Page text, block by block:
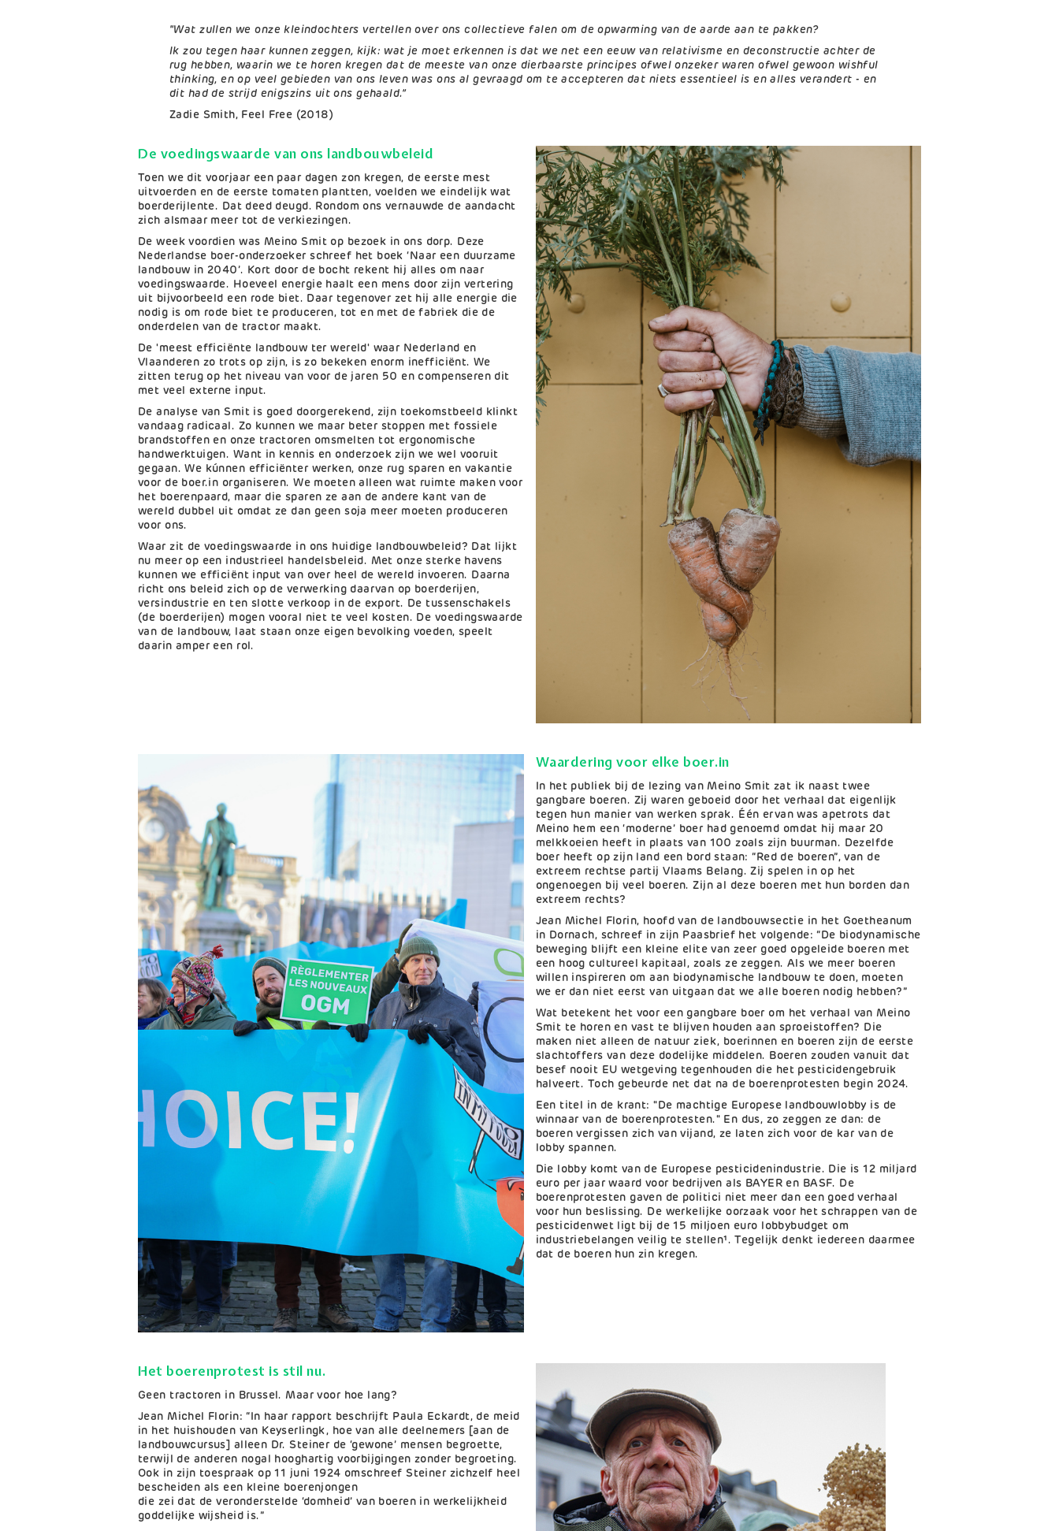
"Wat zullen we onze kleindochters vertellen over ons collectieve falen om de opwarming van de aarde aan te pakken?
Ik zou tegen haar kunnen zeggen, kijk: wat je moet erkennen is dat we net een eeuw van relativisme en deconstructie achter de
rug hebben, waarin we te horen kregen dat de meeste van onze dierbaarste principes ofwel onzeker waren ofwel gewoon wishful
thinking, en op veel gebieden van ons leven was ons al gevraagd om te accepteren dat niets essentieel is en alles verandert - en
dit had de strijd enigszins uit ons gehaald.”
Zadie Smith, Feel Free (2018)
De voedingswaarde van ons landbouwbeleid
Toen we dit voorjaar een paar dagen zon kregen, de eerste mest
uitvoerden en de eerste tomaten plantten, voelden we eindelijk wat
boerderijlente. Dat deed deugd. Rondom ons vernauwde de aandacht
zich alsmaar meer tot de verkiezingen.
De week voordien was Meino Smit op bezoek in ons dorp. Deze
Nederlandse boer-onderzoeker schreef het boek ‘Naar een duurzame
landbouw in 2040’. Kort door de bocht rekent hij alles om naar
voedingswaarde. Hoeveel energie haalt een mens door zijn vertering
uit bijvoorbeeld een rode biet. Daar tegenover zet hij alle energie die
nodig is om rode biet te produceren, tot en met de fabriek die de
onderdelen van de tractor maakt.
De 'meest efficiënte landbouw ter wereld' waar Nederland en
Vlaanderen zo trots op zijn, is zo bekeken enorm inefficiënt. We
zitten terug op het niveau van voor de jaren 50 en compenseren dit
met veel externe input.
De analyse van Smit is goed doorgerekend, zijn toekomstbeeld klinkt
vandaag radicaal. Zo kunnen we maar beter stoppen met fossiele
brandstoffen en onze tractoren omsmelten tot ergonomische
handwerktuigen. Want in kennis en onderzoek zijn we wel vooruit
gegaan. We kúnnen efficiënter werken, onze rug sparen en vakantie
voor de boer.in organiseren. We moeten alleen wat ruimte maken voor
het boerenpaard, maar die sparen ze aan de andere kant van de
wereld dubbel uit omdat ze dan geen soja meer moeten produceren
voor ons.
Waar zit de voedingswaarde in ons huidige landbouwbeleid? Dat lijkt
nu meer op een industrieel handelsbeleid. Met onze sterke havens
kunnen we efficiënt input van over heel de wereld invoeren. Daarna
richt ons beleid zich op de verwerking daarvan op boerderijen,
versindustrie en ten slotte verkoop in de export. De tussenschakels
(de boerderijen) mogen vooral niet te veel kosten. De voedingswaarde
van de landbouw, laat staan onze eigen bevolking voeden, speelt
daarin amper een rol.
Waardering voor elke boer.in
In het publiek bij de lezing van Meino Smit zat ik naast twee
gangbare boeren. Zij waren geboeid door het verhaal dat eigenlijk
tegen hun manier van werken sprak. Één ervan was apetrots dat
Meino hem een ‘moderne’ boer had genoemd omdat hij maar 20
melkkoeien heeft in plaats van 100 zoals zijn buurman. Dezelfde
boer heeft op zijn land een bord staan: “Red de boeren”, van de
extreem rechtse partij Vlaams Belang. Zij spelen in op het
ongenoegen bij veel boeren. Zijn al deze boeren met hun borden dan
extreem rechts?
Jean Michel Florin, hoofd van de landbouwsectie in het Goetheanum
in Dornach, schreef in zijn Paasbrief het volgende: “De biodynamische
beweging blijft een kleine elite van zeer goed opgeleide boeren met
een hoog cultureel kapitaal, zoals ze zeggen. Als we meer boeren
willen inspireren om aan biodynamische landbouw te doen, moeten
we er dan niet eerst van uitgaan dat we alle boeren nodig hebben?”
Wat betekent het voor een gangbare boer om het verhaal van Meino
Smit te horen en vast te blijven houden aan sproeistoffen? Die
maken niet alleen de natuur ziek, boerinnen en boeren zijn de eerste
slachtoffers van deze dodelijke middelen. Boeren zouden vanuit dat
besef nooit EU wetgeving tegenhouden die het pesticidengebruik
halveert. Toch gebeurde net dat na de boerenprotesten begin 2024.
Een titel in de krant: "De machtige Europese landbouwlobby is de
winnaar van de boerenprotesten." En dus, zo zeggen ze dan: de
boeren vergissen zich van vijand, ze laten zich voor de kar van de
lobby spannen.
Die lobby komt van de Europese pesticidenindustrie. Die is 12 miljard
euro per jaar waard voor bedrijven als BAYER en BASF. De
boerenprotesten gaven de politici niet meer dan een goed verhaal
voor hun beslissing. De werkelijke oorzaak voor het schrappen van de
pesticidenwet ligt bij de 15 miljoen euro lobbybudget om
industriebelangen veilig te stellen¹. Tegelijk denkt iedereen daarmee
dat de boeren hun zin kregen.
Het boerenprotest is stil nu.
Geen tractoren in Brussel. Maar voor hoe lang?
Jean Michel Florin: “In haar rapport beschrijft Paula Eckardt, de meid
in het huishouden van Keyserlingk, hoe van alle deelnemers [aan de
landbouwcursus] alleen Dr. Steiner de ‘gewone’ mensen begroette,
terwijl de anderen nogal hooghartig voorbijgingen zonder begroeting.
Ook in zijn toespraak op 11 juni 1924 omschreef Steiner zichzelf heel
bescheiden als een kleine boerenjongen
die zei dat de veronderstelde ‘domheid’ van boeren in werkelijkheid
goddelijke wijsheid is.”